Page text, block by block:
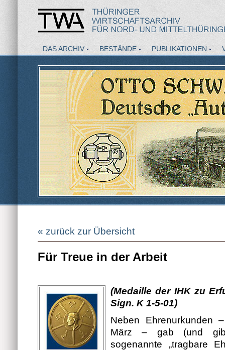
DAS ARCHIV BESTÄNDE PUBLIKATIONEN
« zurück zur Übersicht
Für Treue in der Arbeit
(Medaille der IHK zu
Sign. K 1-5-01)
Neben Ehrenurkunden
März – gab (und
sogenannte „tragbare